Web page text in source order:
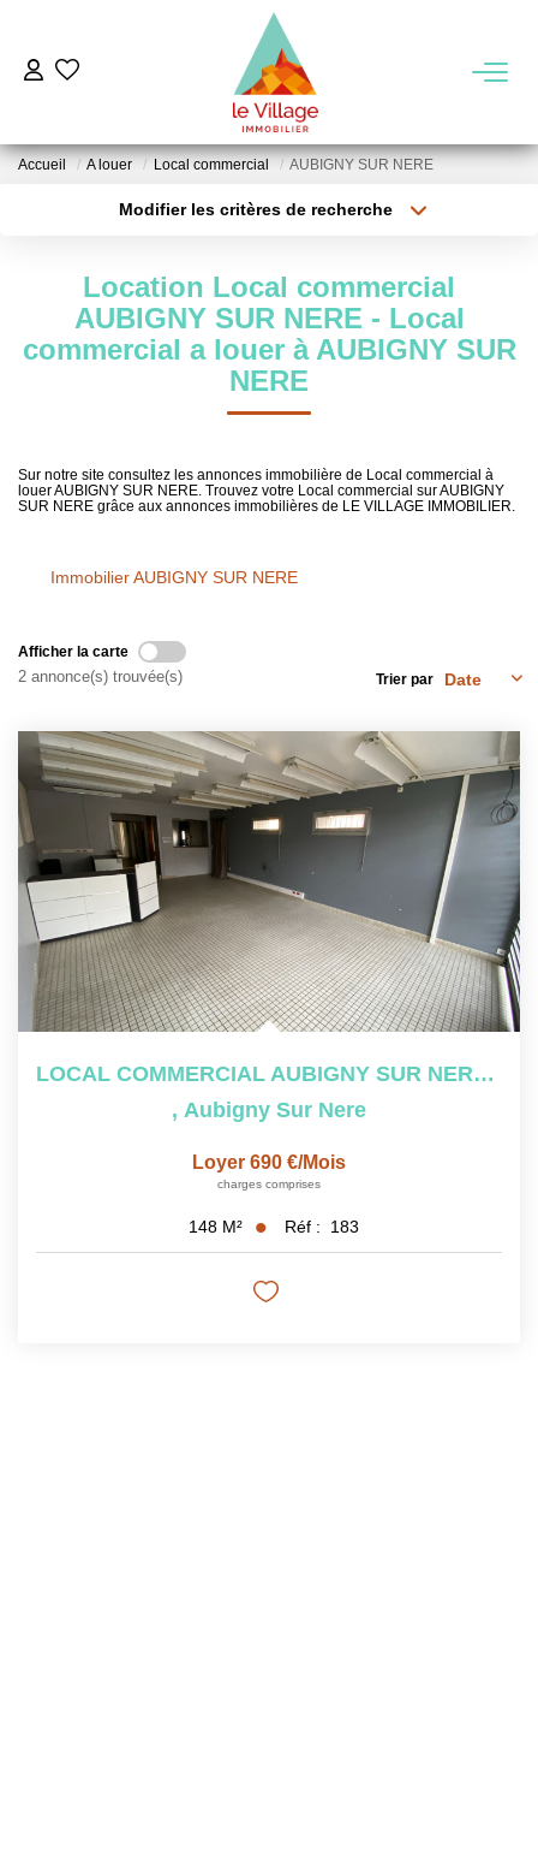
VENTE
MIEUX NOUS CONNAITRE
Nos Agences
Notre Région
EN
Accueil A louer Local commercial AUBIGNY SUR NERE
Modifier les critères de recherche
Sélectionnez...
Type de bien
Surface min
Location Local commercial
AUBIGNY SUR NERE - Local
commercial a louer à AUBIGNY SUR
NERE
Sur notre site consultez les annonces immobilière de Local commercial à
louer AUBIGNY SUR NERE. Trouvez votre Local commercial sur AUBIGNY
SUR NERE grâce aux annonces immobilières de LE VILLAGE IMMOBILIER.
Immobilier AUBIGNY SUR NERE
Afficher la carte
2 annonce(s) trouvée(s) Trier par
LOCAL COMMERCIAL AUBIGNY SUR NERE - 148.3 M2
, Aubigny Sur Nere
Loyer 690 €/mois
charges comprises
148 M² Réf : 183